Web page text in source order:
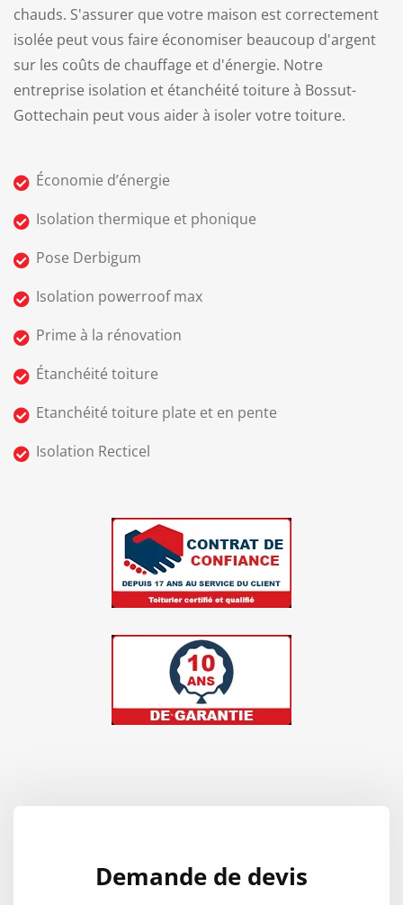
chauds. S'assurer que votre maison est correctement
isolée peut vous faire économiser beaucoup d'argent
sur les coûts de chauffage et d'énergie. Notre
entreprise isolation et étanchéité toiture à Bossut-
Gottechain peut vous aider à isoler votre toiture.
Économie d’énergie
Isolation thermique et phonique
Pose Derbigum
Isolation powerroof max
Prime à la rénovation
Étanchéité toiture
Etanchéité toiture plate et en pente
Isolation Recticel
Demande de devis